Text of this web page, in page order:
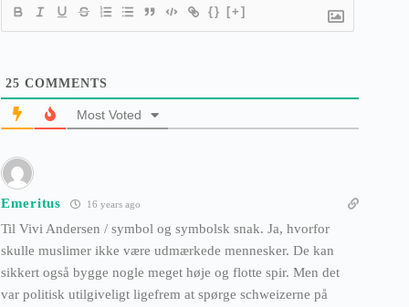
{} [+]
25 COMMENTS
Most Voted
Emeritus 16 years ago
Til Vivi Andersen / symbol og symbolsk snak. Ja, hvorfor
skulle muslimer ikke være udmærkede mennesker. De kan
sikkert også bygge nogle meget høje og flotte spir. Men det
var politisk utilgiveligt ligefrem at spørge schweizerne på